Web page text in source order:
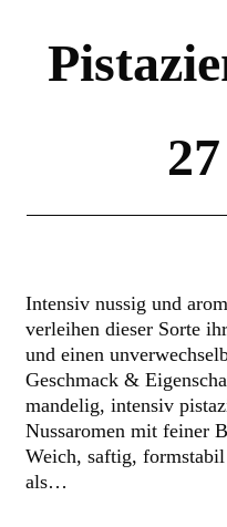
Intensiv nussig und
verleihen dieser Sorte
und einen
Geschmack &
mandelig, intensiv
Nussaromen mit feiner
Weich, saftig,
als…